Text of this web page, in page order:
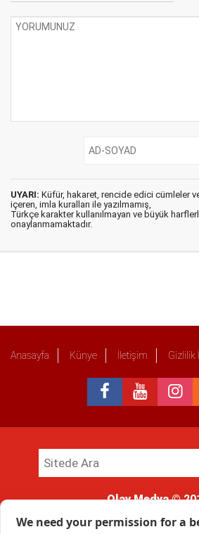
UYARI: Küfür, hakaret, rencide edici cümleler
içeren, imla kuralları ile yazılmamış,
Türkçe karakter kullanılmayan ve büyük
onaylanmamaktadır.
Anasayfa Künye İletişim Gizlilik
Olay Medya©
kullanımı hukuki yaptırıma